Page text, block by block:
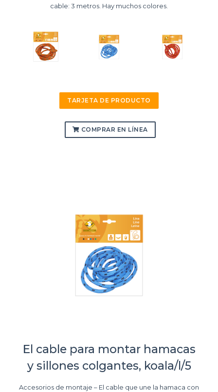
cable: 3 metros. Hay muchos colores.
TARJETA DE PRODUCTO
COMPRAR EN LÍNEA
El cable para montar hamacas
y sillones colgantes, koala/l/5
Accesorios de montaje – El cable que une la hamaca con